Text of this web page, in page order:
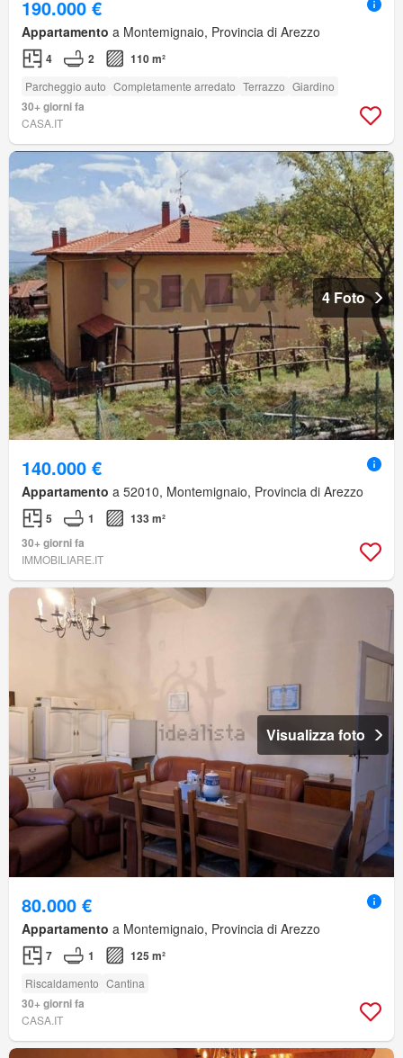
190.000 €
Appartamento a Montemignaio, Provincia di Arezzo
4 2 110 m²
Parcheggio auto Completamente arredato Terrazzo Giardino
30+ giorni fa
CASA.IT
4 Foto
140.000 €
Appartamento a 52010, Montemignaio, Provincia di Arezzo
5 1
133 m²
30+ giorni fa
IMMOBILIARE.IT
Visualizza foto
80.000 €
Appartamento a Montemignaio, Provincia di Arezzo
7 1 125 m²
Riscaldamento Cantina
30+ giorni fa
CASA.IT